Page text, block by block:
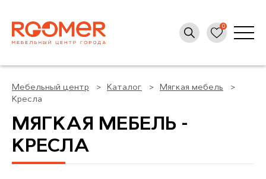
Мебельный центр Каталог
Мягкая мебель
Кресла
МЯГКАЯ МЕБЕЛЬ -
КРЕСЛА